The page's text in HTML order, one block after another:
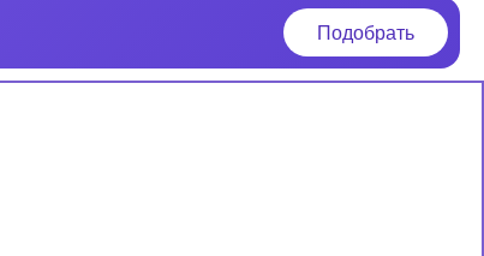
Подобрать